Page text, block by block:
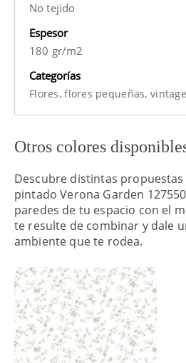
No tejido
Espesor
180 gr/m2
Categorías
Flores,flores pequeñas,
Otros colores
Descubre distintas
pintado Verona Garden
paredes de tu espacio con el
te resulte de combinar y dale
ambiente que te rodea.